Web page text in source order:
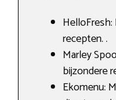
recepten. .
Marley
bijzondere
Ekomenu: